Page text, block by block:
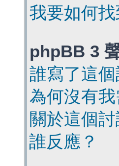
我要如何
phpBB 3
誰寫了這個
為何沒有我
關於這個
誰反應？